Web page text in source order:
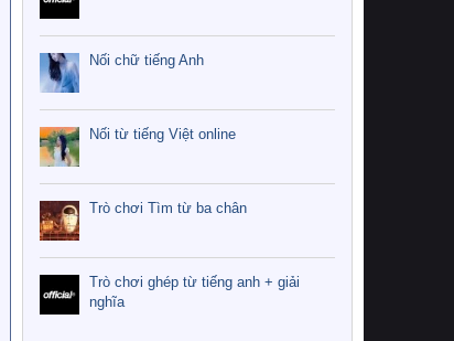
Nối chữ tiếng Anh
Nối từ tiếng Việt online
Trò chơi Tìm từ ba chân
Trò chơi ghép từ tiếng anh + giải
nghĩa